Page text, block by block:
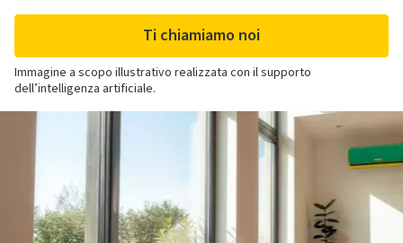
Ti chiamiamo noi
Immagine a scopo illustrativo realizzata con il supporto
dell’intelligenza artificiale.